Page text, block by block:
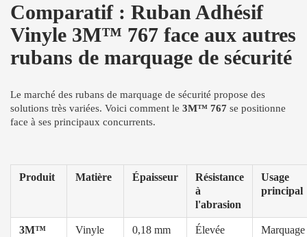
Comparatif : Ruban Adhésif
Vinyle 3M™ 767 face aux autres
rubans de marquage de sécurité
Le marché des rubans de marquage de sécurité propose des
solutions très variées. Voici comment le 3M™ 767 se positionne
face à ses principaux concurrents.
Produit Matière Épaisseur
Résistance
à
l'abrasion
Usage
principal
3M™
Vinyle
0,18 mm Élevée
Marquage